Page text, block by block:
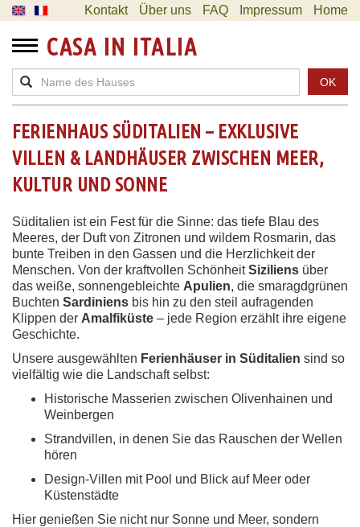
Kontakt Über uns FAQ Impressum Home
CASA IN ITALIA
OK
FERIENHAUS SÜDITALIEN – EXKLUSIVE
VILLEN & LANDHÄUSER ZWISCHEN MEER,
KULTUR UND SONNE
Süditalien ist ein Fest für die Sinne: das tiefe Blau des
Meeres, der Duft von Zitronen und wildem Rosmarin, das
bunte Treiben in den Gassen und die Herzlichkeit der
Menschen. Von der kraftvollen SchönheitSiziliens über
das weiße, sonnengebleichte Apulien, die smaragdgrünen
Buchten Sardiniens bis hin zu den steil aufragenden
Klippen der Amalfiküste – jede Region erzählt ihre eigene
Geschichte.
Unsere ausgewählten Ferienhäuser in Süditalien sind so
vielfältig wie die Landschaft selbst:
Historische Masserien zwischen Olivenhainen und
Weinbergen
Strandvillen, in denen Sie das Rauschen der Wellen
hören
Design-Villen mit Pool und Blick auf Meer oder
Küstenstädte
Hier genießen Sie nicht nur Sonne und Meer, sondern